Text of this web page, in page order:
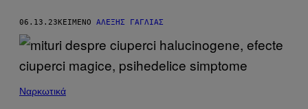
06.13.23 ΚΕΊΜΕΝΟ ΑΛΈΞΗΣ ΓΑΓΛΊΑΣ
Ναρκωτικά